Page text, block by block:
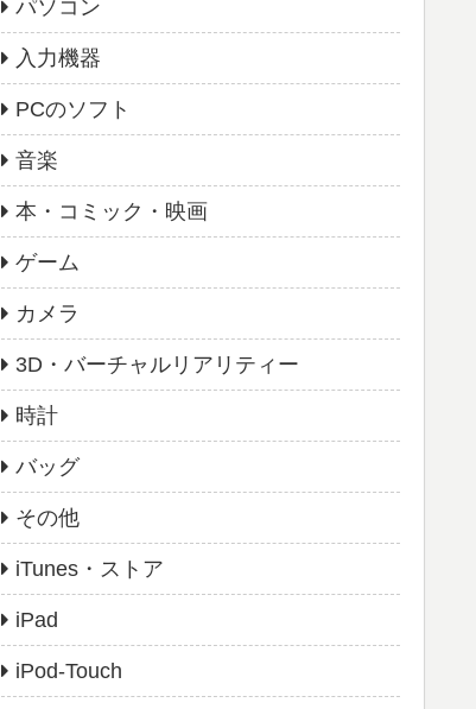
パソコン
入力機器
PCのソフト
音楽
本・コミック・映画
ゲーム
カメラ
3D・バーチャルリアリティー
時計
バッグ
その他
iTunes・ストア
iPad
iPod-Touch